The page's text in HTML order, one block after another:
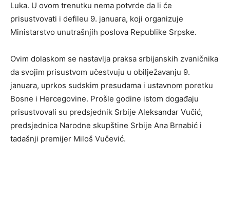
Luka. U ovom trenutku nema potvrde da li će
prisustvovati i defileu 9. januara, koji organizuje
Ministarstvo unutrašnjih poslova Republike Srpske.
Ovim dolaskom se nastavlja praksa srbijanskih zvaničnika
da svojim prisustvom učestvuju u obilježavanju 9.
januara, uprkos sudskim presudama i ustavnom poretku
Bosne i Hercegovine. Prošle godine istom događaju
prisustvovali su predsjednik Srbije Aleksandar Vučić,
predsjednica Narodne skupštine Srbije Ana Brnabić i
tadašnji premijer Miloš Vučević.